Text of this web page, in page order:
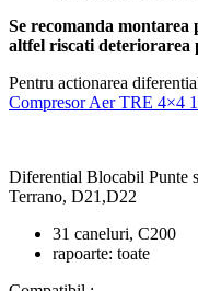
Se recomanda montarea
altfel riscati deteriorarea
Pentru actionarea
Compresor Aer TRE 4×4
Diferential Blocabil Punte
Terrano, D21,D22
31 caneluri, C200
rapoarte: toate